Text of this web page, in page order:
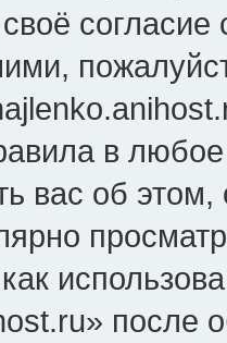
своё
в
вас об
после